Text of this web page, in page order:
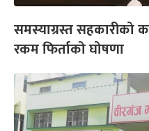
समस्याग्रस्त सहकारीको
रकम फिर्ताको घोषणा